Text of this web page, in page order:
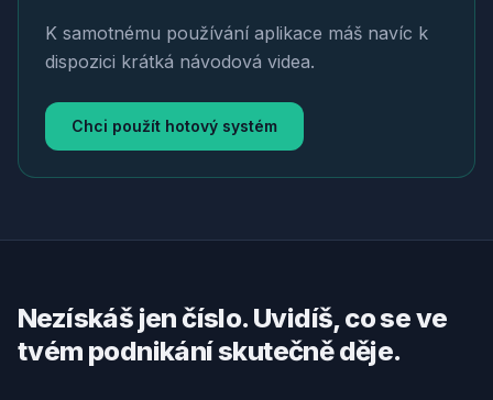
K samotnému používání aplikace máš navíc k
dispozici krátká návodová videa.
Chci použít hotový systém
Nezískáš jen číslo. Uvidíš, co se ve
tvém podnikání skutečně děje.